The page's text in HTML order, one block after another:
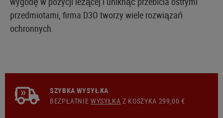
przedmiotami, firma D3O tworzy wiele rozwiązań
ochronnych.
SZYBKA WYSYŁKA
BEZPŁATNIEWYSYŁKA Z KOSZYKA 299,00 €